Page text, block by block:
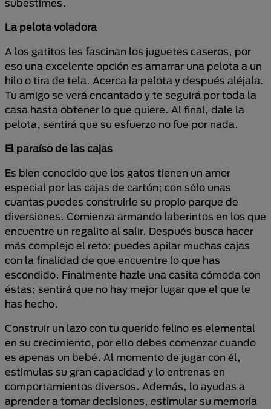
subestimes.
La pelota voladora
A los gatitos les fascinan los juguetes caseros, por
eso una excelente opción es amarrar una pelota a un
hilo o tira de tela. Acerca la pelota y después aléjala.
Tu amigo se verá encantado y te seguirá por toda la
casa hasta obtener lo que quiere. Al final, dale la
pelota, sentirá que su esfuerzo no fue por nada.
El paraíso de las cajas
Es bien conocido que los gatos tienen un amor
especial por las cajas de cartón; con sólo unas
cuantas puedes construirle su propio parque de
diversiones. Comienza armando laberintos en los que
encuentre un regalito al salir. Después busca hacer
más complejo el reto: puedes apilar muchas cajas
con la finalidad de que encuentre lo que has
escondido. Finalmente hazle una casita cómoda con
éstas; sentirá que no hay mejor lugar que el que le
has hecho.
Construir un lazo con tu querido felino es elemental
en su crecimiento, por ello debes comenzar cuando
es apenas un bebé. Al momento de jugar con él,
estimulas su gran capacidad y lo entrenas en
comportamientos diversos. Además, lo ayudas a
aprender a tomar decisiones, estimular su memoria